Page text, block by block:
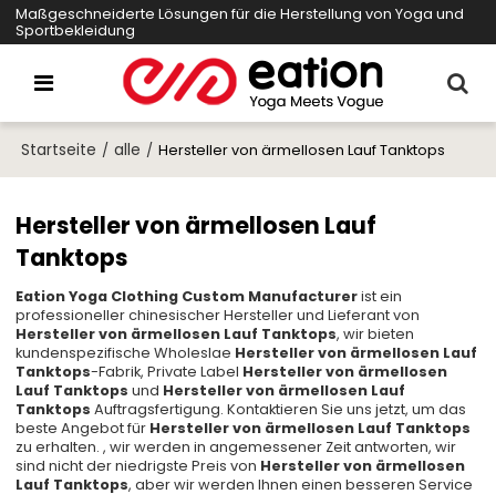
Maßgeschneiderte Lösungen für die Herstellung von Yoga und
Sportbekleidung
Startseite / alle / Hersteller von ärmellosen Lauf Tanktops
Hersteller von ärmellosen Lauf
Tanktops
Eation Yoga Clothing Custom Manufacturerist ein
professioneller chinesischer Hersteller und Lieferant von
Hersteller von ärmellosen Lauf Tanktops, wir bieten
kundenspezifische Wholeslae Hersteller von ärmellosen Lauf
Tanktops-Fabrik, Private Label Hersteller von ärmellosen
Lauf Tanktops und Hersteller von ärmellosen Lauf
Tanktops Auftragsfertigung. Kontaktieren Sie uns jetzt, um das
beste Angebot für Hersteller von ärmellosen Lauf Tanktops
zu erhalten. , wir werden in angemessener Zeit antworten, wir
sind nicht der niedrigste Preis von Hersteller von ärmellosen
Lauf Tanktops, aber wir werden Ihnen einen besseren Service